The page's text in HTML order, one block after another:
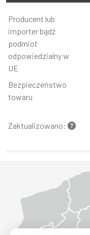
Informacja
Wartość
Producent lub
importer bądź
podmiot
odpowiedzialny w
UE
Bezpieczeństwo
towaru
Zaktualizowano: